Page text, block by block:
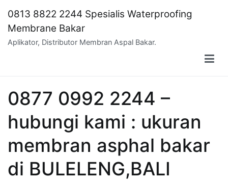
content
0813 8822 2244 Spesialis Waterproofing
Membrane Bakar
Aplikator, Distributor Membran Aspal Bakar.
0877 0992 2244 –
hubungi kami : ukuran
membran asphal bakar
di BULELENG,BALI